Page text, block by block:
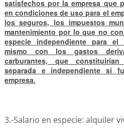
satisfechos por la empresa que
en condiciones de uso para el
los seguros, los impuestos
mantenimiento por lo que no
especie independiente para
mismo con los gastos
carburantes, que
separada e independiente si
empresa.
3.-Salario en especie: alquiler